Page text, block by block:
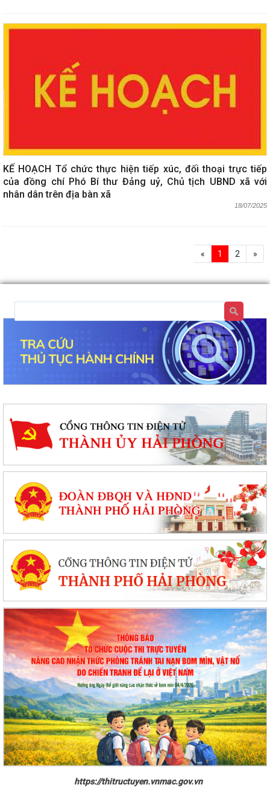
KẾ HOẠCH Tổ chức thực hiện tiếp xúc, đối thoại trực tiếp
của đồng chí Phó Bí thư Đảng uỷ, Chủ tịch UBND xã với
nhân dân trên địa bàn xã
18/07/2025
« 1 2 »
https://thitructuyen.vnmac.gov.vn